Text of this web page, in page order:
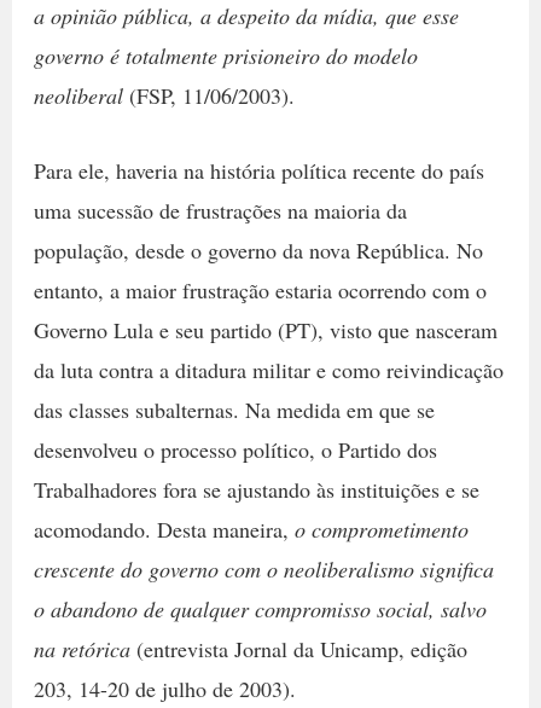
a opinião pública, a despeito da mídia, que esse
governo é totalmente prisioneiro do modelo
neoliberal (FSP, 11/06/2003).
Para ele, haveria na história política recente do país
uma sucessão de frustrações na maioria da
população, desde o governo da nova República. No
entanto, a maior frustração estaria ocorrendo com o
Governo Lula e seu partido (PT), visto que nasceram
da luta contra a ditadura militar e como reivindicação
das classes subalternas. Na medida em que se
desenvolveu o processo político, o Partido dos
Trabalhadores fora se ajustando às instituições e se
acomodando. Desta maneira, o comprometimento
crescente do governo com o neoliberalismo significa
o abandono de qualquer compromisso social, salvo
na retórica(entrevista Jornal da Unicamp, edição
203, 14-20 de julho de 2003).